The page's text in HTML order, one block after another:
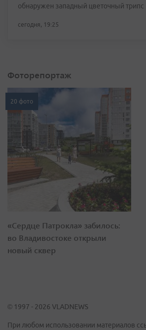
обнаружен западный цветочный трипс
сегодня, 19:25
Фоторепортаж
20 фото
«Сердце Патрокла» забилось:
во Владивостоке открыли
новый сквер
© 1997 - 2026 VLADNEWS
При любом использовании материалов